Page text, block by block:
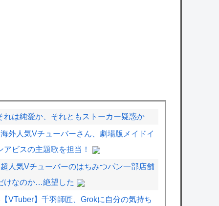
れは純愛か、それともストーカー疑惑か
海外人気Vチューバーさん、劇場版メイドイ
アビスの主題歌を担当！
超人気Vチューバーのはちみつパン一部店舗
けなのか…絶望した
【VTuber】千羽師匠、Grokに自分の気持ち